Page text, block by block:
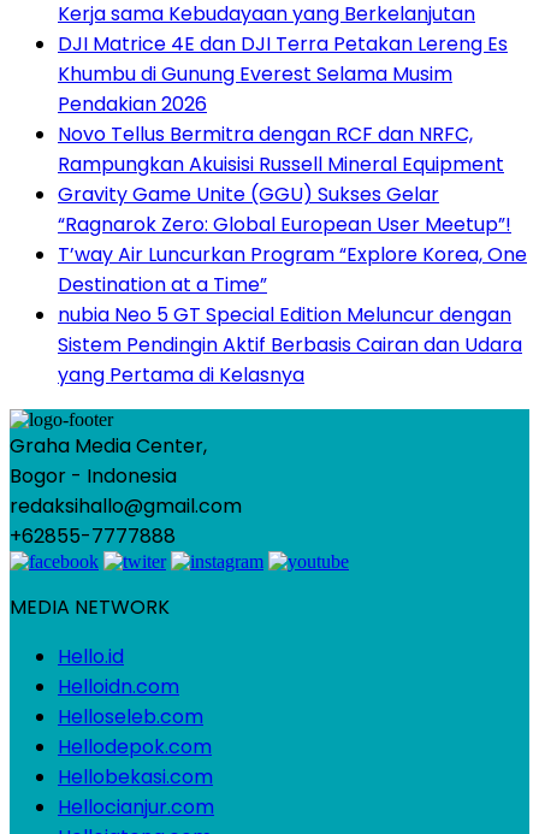
Kerja sama Kebudayaan yang Berkelanjutan
DJI Matrice 4E dan DJI Terra Petakan Lereng Es
Khumbu di Gunung Everest Selama Musim
Pendakian 2026
Novo Tellus Bermitra dengan RCF dan NRFC,
Rampungkan Akuisisi Russell Mineral Equipment
Gravity Game Unite (GGU) Sukses Gelar
“Ragnarok Zero: Global European User Meetup”!
T’way Air Luncurkan Program “Explore Korea, One
Destination at a Time”
nubia Neo 5 GT Special Edition Meluncur dengan
Sistem Pendingin Aktif Berbasis Cairan dan Udara
yang Pertama di Kelasnya
Graha Media Center,
Bogor - Indonesia
redaksihallo@gmail.com
+62855-7777888
MEDIA NETWORK
Hello.id
Helloidn.com
Helloseleb.com
Hellodepok.com
Hellobekasi.com
Hellocianjur.com